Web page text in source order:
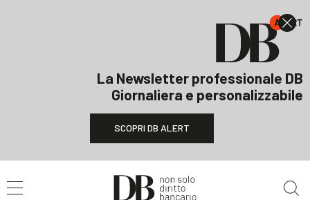
La Newsletter professionale DB
Giornaliera e personalizzabile
SCOPRI DB ALERT